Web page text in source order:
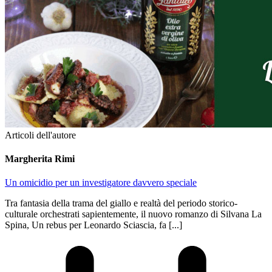
Articoli dell'autore
Margherita Rimi
Un omicidio per un investigatore davvero speciale
Tra fantasia della trama del giallo e realtà del periodo storico-
culturale orchestrati sapientemente, il nuovo romanzo di Silvana La
Spina, Un rebus per Leonardo Sciascia, fa [...]